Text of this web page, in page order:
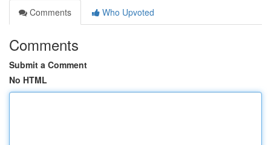
Comments
Who Upvoted
Comments
Submit a Comment
No HTML